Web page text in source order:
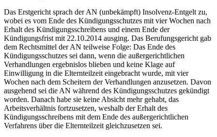
Das Erstgericht sprach der AN (unbekämpft) Insolvenz-Entgelt zu,
wobei es vom Ende des Kündigungsschutzes mit vier Wochen nach
Erhalt des Kündigungsschreibens und einem Ende der
Kündigungsfrist mit 22.10.2014 ausging. Das Berufungsgericht gab
dem Rechtsmittel der AN teilweise Folge: Das Ende des
Kündigungsschutzes sei dann, wenn die außergerichtlichen
Verhandlungen ergebnislos blieben und keine Klage auf
Einwilligung in die Elternteilzeit eingebracht wurde, mit vier
Wochen nach dem Scheitern der Verhandlungen anzusetzen. Davon
ausgehend sei die AN während des Kündigungsschutzes gekündigt
worden. Danach habe sie keine Absicht mehr gehabt, das
Arbeitsverhältnis fortzusetzen, weshalb der Erhalt des
Kündigungsschreibens mit dem Ende des außergerichtlichen
Verfahrens über die Elternteilzeit gleichzusetzen sei.